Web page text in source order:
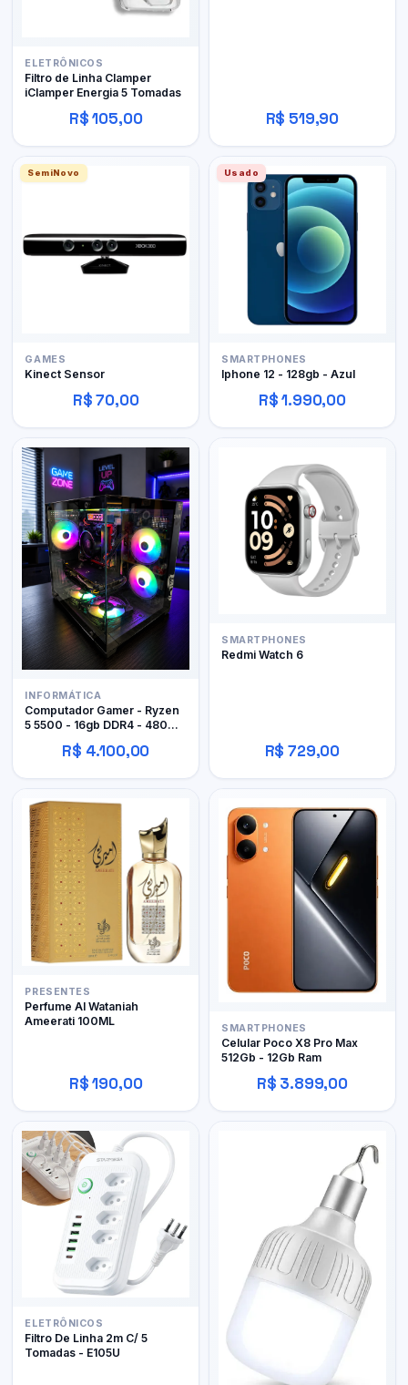
ELETRÔNICOS
Filtro de Linha Clamper
iClamper Energia 5 Tomadas
R$ 105,00 R$ 519,90
SemiNovo
GAMES
Kinect Sensor
R$ 70,00
Usado
SMARTPHONES
Iphone 12 - 128gb - Azul
R$ 1.990,00
INFORMÁTICA
Computador Gamer - Ryzen
5 5500 - 16gb DDR4 - 480GB
SSD - RX 480 4gb
R$ 4.100,00
SMARTPHONES
Redmi Watch 6
R$ 729,00
PRESENTES
Perfume Al Wataniah
Ameerati 100ML
R$ 190,00
SMARTPHONES
Celular Poco X8 Pro Max
512Gb - 12Gb Ram
R$ 3.899,00
ELETRÔNICOS
Filtro De Linha 2m C/ 5
Tomadas - E105U